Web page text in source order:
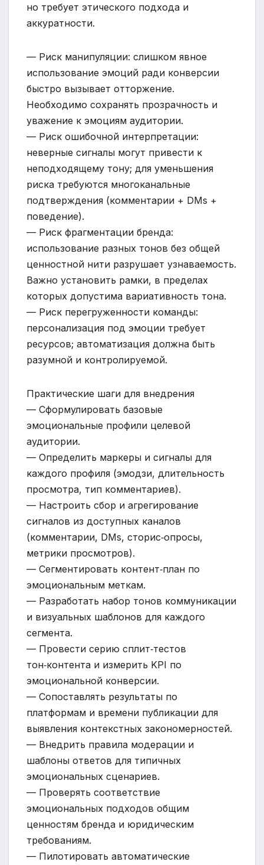
но требует этического подхода и
аккуратности.
— Риск манипуляции: слишком явное
использование эмоций ради конверсии
быстро вызывает отторжение.
Необходимо сохранять прозрачность и
уважение к эмоциям аудитории.
— Риск ошибочной интерпретации:
неверные сигналы могут привести к
неподходящему тону; для уменьшения
риска требуются многоканальные
подтверждения (комментарии + DMs +
поведение).
— Риск фрагментации бренда:
использование разных тонов без общей
ценностной нити разрушает узнаваемость.
Важно установить рамки, в пределах
которых допустима вариативность тона.
— Риск перегруженности команды:
персонализация под эмоции требует
ресурсов; автоматизация должна быть
разумной и контролируемой.
Практические шаги для внедрения
— Сформулировать базовые
эмоциональные профили целевой
аудитории.
— Определить маркеры и сигналы для
каждого профиля (эмодзи, длительность
просмотра, тип комментариев).
— Настроить сбор и агрегирование
сигналов из доступных каналов
(комментарии, DMs, сторис‑опросы,
метрики просмотров).
— Сегментировать контент‑план по
эмоциональным меткам.
— Разработать набор тонов коммуникации
и визуальных шаблонов для каждого
сегмента.
— Провести серию сплит‑тестов
тон‑контента и измерить KPI по
эмоциональной конверсии.
— Сопоставлять результаты по
платформам и времени публикации для
выявления контекстных закономерностей.
— Внедрить правила модерации и
шаблоны ответов для типичных
эмоциональных сценариев.
— Проверять соответствие
эмоциональных подходов общим
ценностям бренда и юридическим
требованиям.
— Пилотировать автоматические